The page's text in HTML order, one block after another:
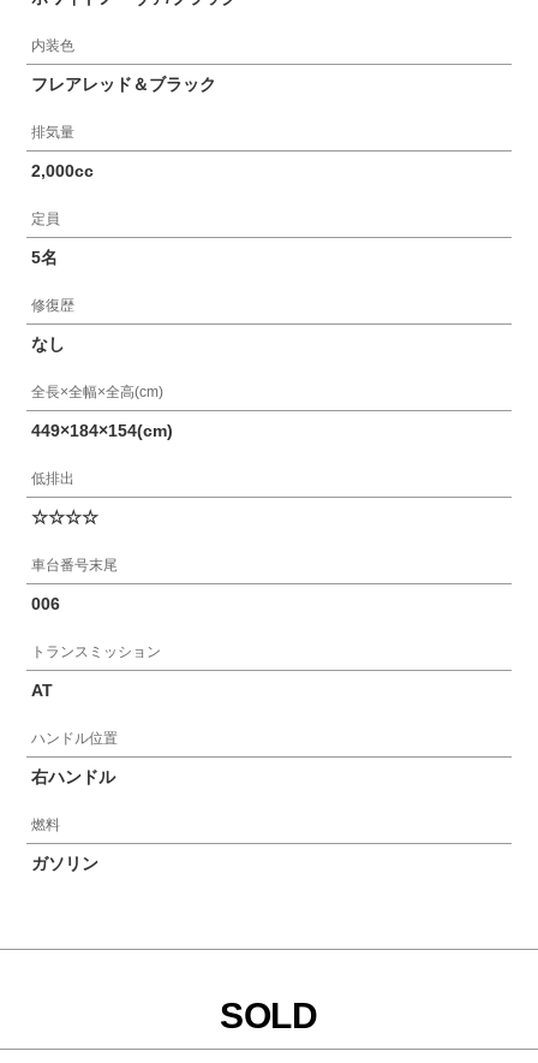
内装色
フレアレッド＆ブラック
排気量
2,000cc
定員
5名
修復歴
なし
全長×全幅×全高(cm)
449×184×154(cm)
低排出
☆☆☆☆
車台番号末尾
006
トランスミッション
AT
ハンドル位置
右ハンドル
燃料
ガソリン
SOLD